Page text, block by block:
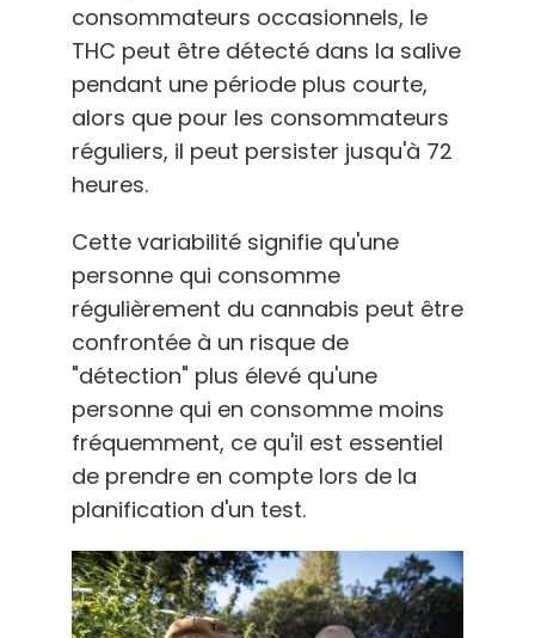
consommateurs occasionnels, le
THC peut être détecté dans la salive
pendant une période plus courte,
alors que pour les consommateurs
réguliers, il peut persister jusqu'à 72
heures.
Cette variabilité signifie qu'une
personne qui consomme
régulièrement du cannabis peut être
confrontée à un risque de
"détection" plus élevé qu'une
personne qui en consomme moins
fréquemment, ce qu'il est essentiel
de prendre en compte lors de la
planification d'un test.